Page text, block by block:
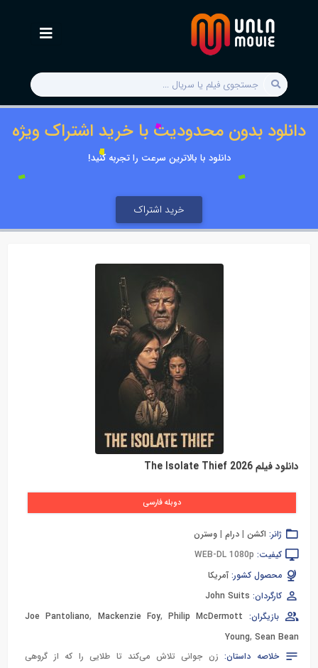
دانلود بدون محدودیت با خرید اشتراک ویژه
دانلود با بالاترین سرعت را تجربه کنید!
خرید اشتراک
دانلود فیلم The Isolate Thief 2026
دوبله فارسی
ژانر: اکشن | درام | وسترن
کیفیت: WEB-DL 1080p
محصول کشور: آمریکا
کارگردان: John Suits
بازیگران:
Joe Pantoliano, Mackenzie Foy,Philip McDermott
Young, Sean Bean
خلاصه داستان: زن جوانی تلاش می‌کند تا طلایی را که از گروهی